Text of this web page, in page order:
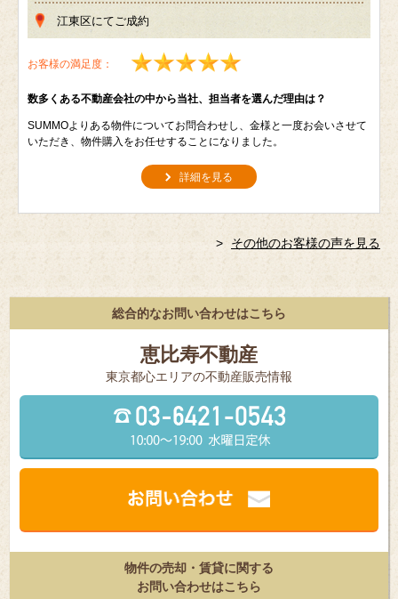
江東区にてご成約
お客様の満足度：
数多くある不動産会社の中から当社、担当者を選んだ理由は？
SUMMOよりある物件についてお問合わせし、金様と一度お会いさせて
いただき、物件購入をお任せすることになりました。
詳細を見る
その他のお客様の声を見る
総合的なお問い合わせはこちら
恵比寿不動産
東京都⼼エリアの不動産販売情報
物件の売却・賃貸に関する
お問い合わせはこちら